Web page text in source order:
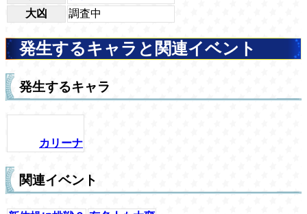
大凶
調査中
発生するキャラと関連イベント
発生するキャラ
カリーナ
関連イベント